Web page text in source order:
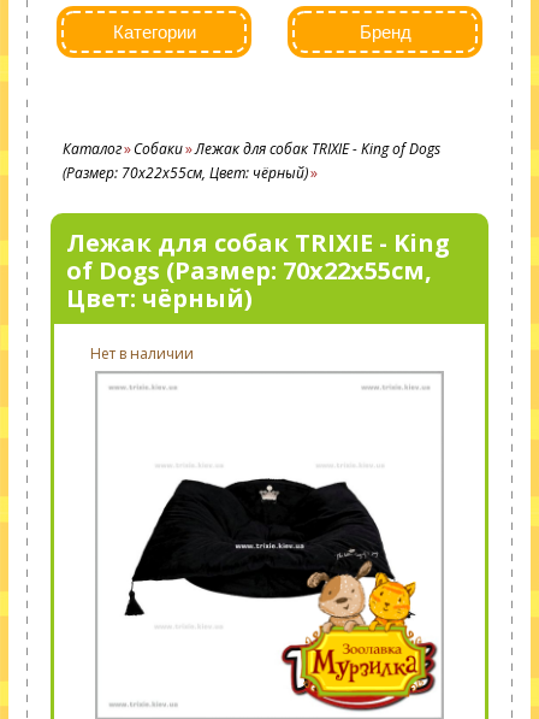
Категории Бренд
Каталог Собаки Лежак для собак TRIXIE - King of Dogs
(Размер: 70х22х55cм, Цвет: чёрный)
Лежак для собак TRIXIE - King
of Dogs (Размер: 70х22х55cм,
Цвет: чёрный)
Нет в наличии